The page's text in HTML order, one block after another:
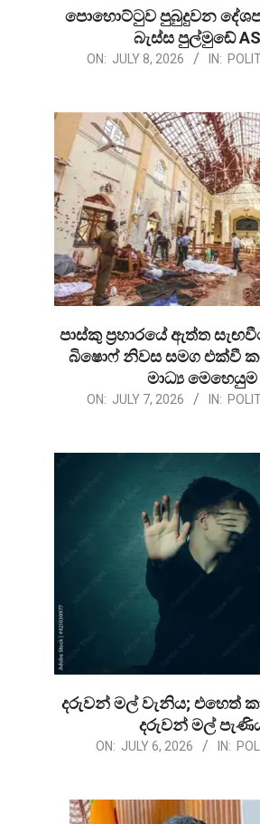
පොහොට්ටුව පුබුදුවන
බැස්ස පුල්මුඩේ
2026-ON: JULY 8, 2026 IN:
පාස්කු ප්‍රහාරයේ ඇත්ත
බිෂොෆ් නිවස සමග එක්වී
මාධ්‍ය මෙහෙයුම
2026-ON: JULY 7, 2026 IN:
දරුවන් මල් වැනිය; එහෙත්
දරුවන් මල්
ON: JULY 6, 2026 IN: